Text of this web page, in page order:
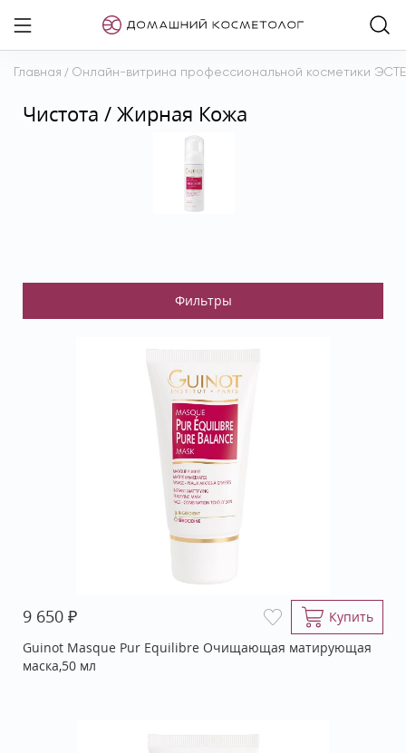
Главная / Онлайн-витрина профессиональной косметики
Чистота / Жирная Кожа
9 650 ₽
Купить
Guinot Masque Pur Equilibre Очищающая матирующая
маска,50 мл